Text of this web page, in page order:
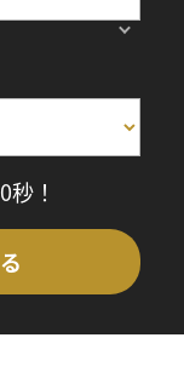
！